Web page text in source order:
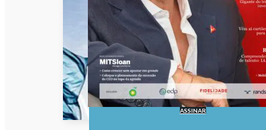
ASSINAR